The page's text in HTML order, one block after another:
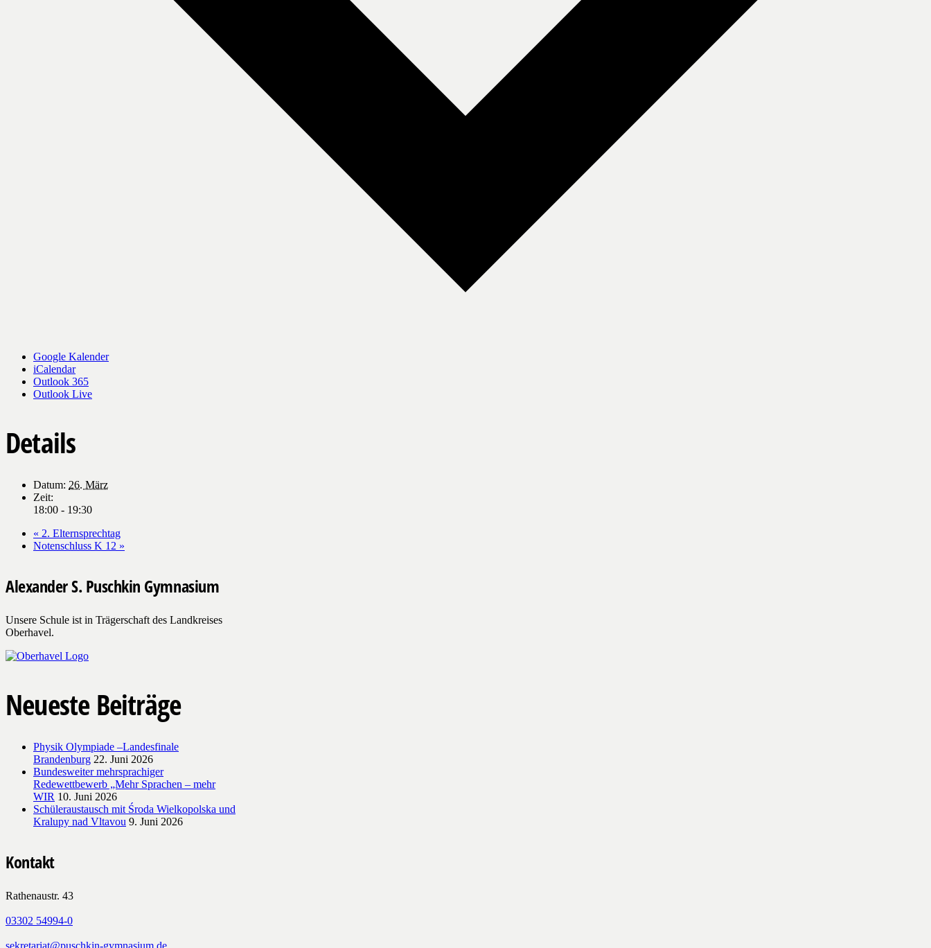
Google Kalender
iCalendar
Outlook 365
Outlook Live
Details
Datum: 26. März
Zeit:
18:00 - 19:30
« 2. Elternsprechtag
Notenschluss K 12 »
Alexander S. Puschkin Gymnasium
Unsere Schule ist in Trägerschaft des Landkreises
Oberhavel.
Neueste Beiträge
Physik Olympiade –Landesfinale
Brandenburg 22. Juni 2026
Bundesweiter mehrsprachiger
Redewettbewerb „Mehr Sprachen – mehr
WIR 10. Juni 2026
Schüleraustausch mit Środa Wielkopolska und
Kralupy nad Vltavou 9. Juni 2026
Kontakt
Rathenaustr. 43
03302 54994-0
sekretariat@puschkin-gymnasium.de